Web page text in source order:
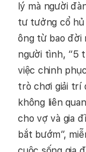
lý mà người
tư tưởng cổ hủ
ông từ bao đời
người tình, “5
việc chinh
trò chơi giải trí
không liên
cho vợ và gia
bắt bướm”,